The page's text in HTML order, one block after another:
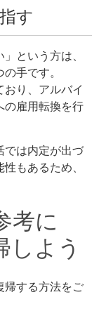
す
という方は、
手です。
り、アルバイ
の雇用転換を行
では内定が出づ
もあるため、
考に
しよう
帰する方法をご